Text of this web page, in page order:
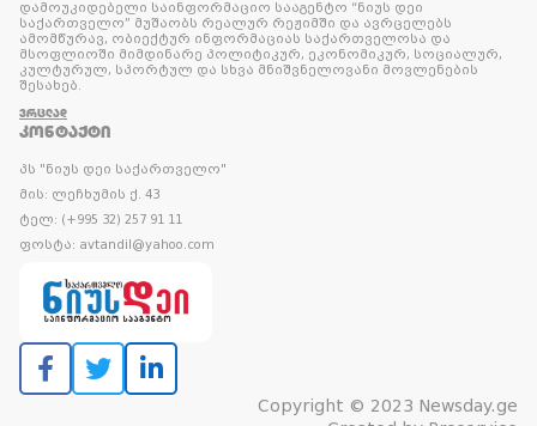
დამოუკიდებელი საინფორმაციო სააგენტო “ნიუს დეი
საქართველო” მუშაობს რეალურ რეჟიმში და ავრცელებს
ამომწურავ, ობიექტურ ინფორმაციას საქართველოსა და
მსოფლიოში მიმდინარე პოლიტიკურ, ეკონომიკურ, სოციალურ,
კულტურულ, სპორტულ და სხვა მნიშვნელოვანი მოვლენების
შესახებ.
ᲕᲠᲪᲚᲐᲓ
ᲙᲝᲜᲢᲐᲥᲢᲘ
პს "ნიუს დეი საქართველო"
მის: ლეჩხუმის ქ. 43
ტელ: (+995 32) 257 91 11
ფოსტა: avtandil@yahoo.com
Copyright © 2023 Newsday.ge